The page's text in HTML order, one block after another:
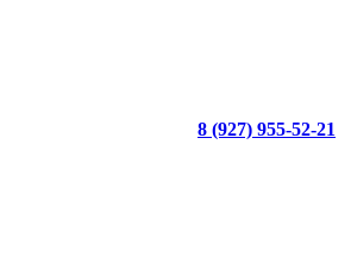
8 (927) 955-52-21